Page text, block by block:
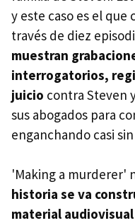
y este caso es el que
través de diez
muestran
interrogatorios,
juicio contra Steven
sus abogados para
enganchando casi
'Making a murderer'
historia se va
material audiovisual